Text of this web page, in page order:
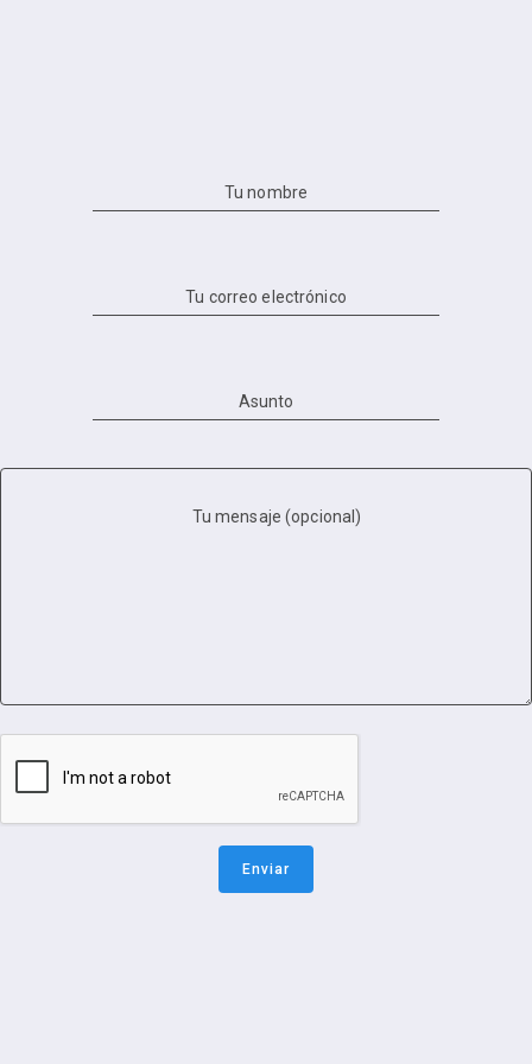
Tu nombre
Tu correo electrónico
Asunto
Tu mensaje (opcional)